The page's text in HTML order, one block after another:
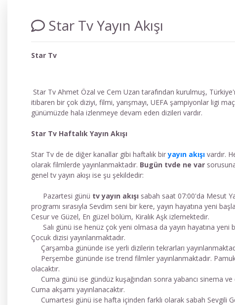
Star Tv Yayın Akışı
Star Tv
Star Tv Ahmet Özal ve Cem Uzan tarafından kurulmuş,
itibaren bir çok diziyi, filmi, yarışmayı, UEFA şampiyonlar ligi
günümüzde hala izlenmeye devam eden dizileri vardır.
Star Tv Haftalık Yayın Akışı
Star Tv de de diğer kanallar gibi haftalık biryayın akışı vardır.
olarak filmlerde yayınlanmaktadır. Bugün tvde ne var
genel tv yayın akışı ise şu şekildedir:
Pazartesi günü tv yayın akışı sabah saat 07:00'da Mesut
programı sırasıyla Sevdim seni bir kere, yayın hayatına yeni
Cesur ve Güzel, En güzel bölüm, Kiralık Aşk izlemektedir.
Salı günü ise henüz çok yeni olmasa da yayın hayatına yeni
Çocuk dizisi yayınlanmaktadır.
Çarşamba gününde ise yerli dizilerin tekrarları
Perşembe gününde ise trend filmler yayınlanmaktadır.
olacaktır.
Cuma günü ise gündüz kuşağından sonra yabancı sinema ve
Cuma akşamı yayınlanacaktır.
Cumartesi günü ise hafta içinden farklı olarak sabah Sevgili